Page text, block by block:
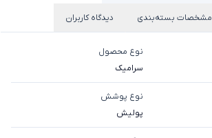
مشخصات بسته‌بندی دیدگاه کاربران
نوع محصول
سرامیک
نوع پوشش
پولیش